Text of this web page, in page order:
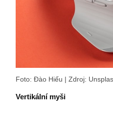
Foto: Đào Hiếu | Zdroj:
Vertikální myši
I6IISCOOKIECONSENT0
I6IISCOOKIECONSENT